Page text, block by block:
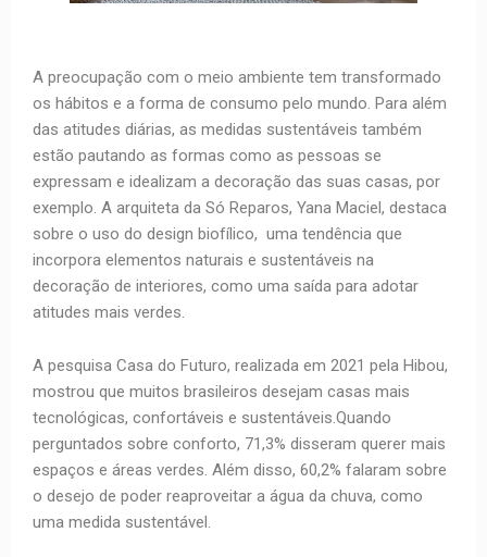
A preocupação com o meio ambiente tem transformado
os hábitos e a forma de consumo pelo mundo. Para além
das atitudes diárias, as medidas sustentáveis também
estão pautando as formas como as pessoas se
expressam e idealizam a decoração das suas casas, por
exemplo. A arquiteta da Só Reparos, Yana Maciel, destaca
sobre o uso do design biofílico, uma tendência que
incorpora elementos naturais e sustentáveis na
decoração de interiores, como uma saída para adotar
atitudes mais verdes.
A pesquisa Casa do Futuro, realizada em 2021 pela Hibou,
mostrou que muitos brasileiros desejam casas mais
tecnológicas, confortáveis e sustentáveis.Quando
perguntados sobre conforto, 71,3% disseram querer mais
espaços e áreas verdes. Além disso, 60,2% falaram sobre
o desejo de poder reaproveitar a água da chuva, como
uma medida sustentável.